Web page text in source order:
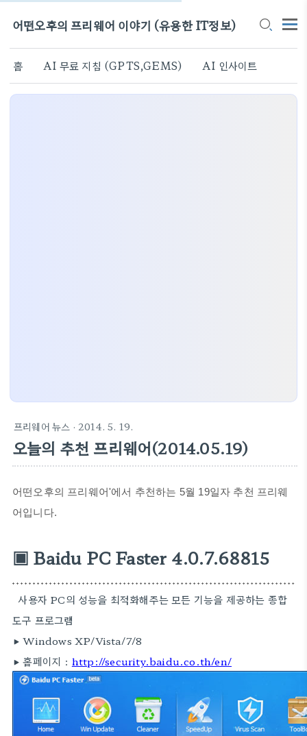
어떤오후의 프리웨어 이야기 (유용한 IT정보)
홈 AI 무료 지침 (GPTS,GEMS) AI 인사이트
프리웨어 뉴스 · 2014. 5. 19.
오늘의 추천 프리웨어(2014.05.19)
어떤오후의 프리웨어'에서 추천하는 5월 19일자 추천 프리웨
어입니다.
▣ Baidu PC Faster 4.0.7.68815
사용자 PC의 성능을 최적화해주는 모든 기능을 제공하는 종합
도구 프로그램
▶ Windows XP/Vista/7/8
▶ 홈페이지 : http://security.baidu.co.th/en/